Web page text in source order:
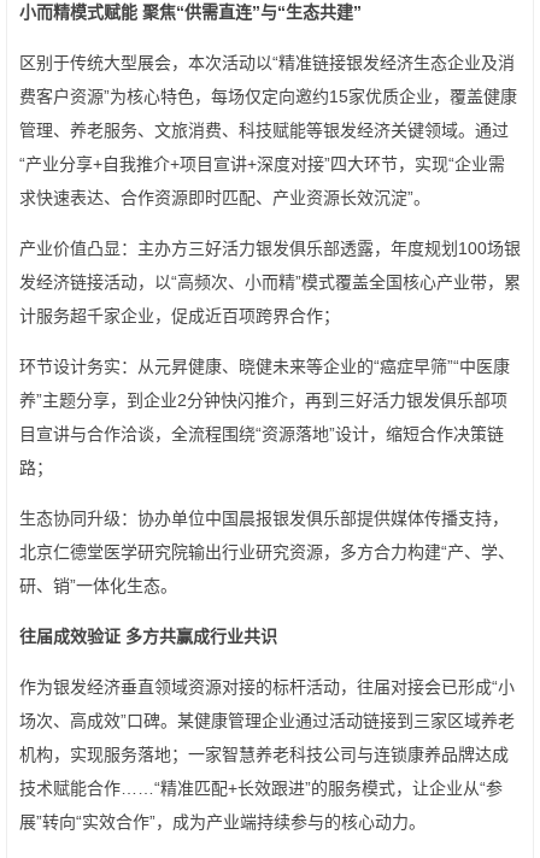
小而精模式赋能 聚焦“供需直连”与“生态共建”
区别于传统大型展会，本次活动以“精准链接银发经济生态企业及消
费客户资源”为核心特色，每场仅定向邀约15家优质企业，覆盖健康
管理、养老服务、文旅消费、科技赋能等银发经济关键领域。通过
“产业分享+自我推介+项目宣讲+深度对接”四大环节，实现“企业需
求快速表达、合作资源即时匹配、产业资源长效沉淀”。
产业价值凸显：主办方三好活力银发俱乐部透露，年度规划100场银
发经济链接活动，以“高频次、小而精”模式覆盖全国核心产业带，累
计服务超千家企业，促成近百项跨界合作；
环节设计务实：从元昇健康、晓健未来等企业的“癌症早筛”“中医康
养”主题分享，到企业2分钟快闪推介，再到三好活力银发俱乐部项
目宣讲与合作洽谈，全流程围绕“资源落地”设计，缩短合作决策链
路；
生态协同升级：协办单位中国晨报银发俱乐部提供媒体传播支持，
北京仁德堂医学研究院输出行业研究资源，多方合力构建“产、学、
研、销”一体化生态。
往届成效验证 多方共赢成行业共识
作为银发经济垂直领域资源对接的标杆活动，往届对接会已形成“小
场次、高成效”口碑。某健康管理企业通过活动链接到三家区域养老
机构，实现服务落地；一家智慧养老科技公司与连锁康养品牌达成
技术赋能合作……“精准匹配+长效跟进”的服务模式，让企业从“参
展”转向“实效合作”，成为产业端持续参与的核心动力。